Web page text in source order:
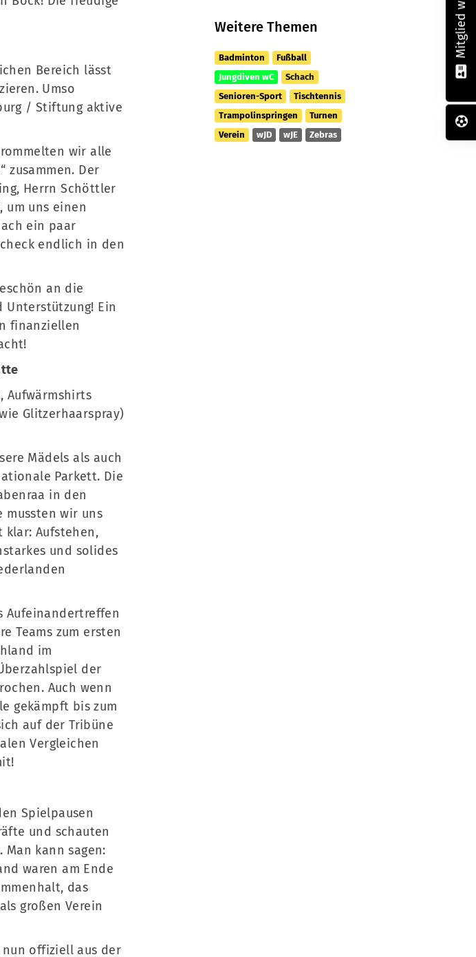
Bereich lässt
Umso
/ Stiftung aktive
wir alle
zusammen. Der
Herrn Schöttler
um uns einen
ein paar
endlich in den
an die
Ein
finanziellen
Aufwärmshirts
Glitzerhaarspray)
Mädels als auch
Parkett. Die
in den
mussten wir uns
klar: Aufstehen,
und solides
Aufeinandertreffen
Teams zum ersten
im
der
Auch wenn
gekämpft bis zum
auf der Tribüne
Vergleichen
Spielpausen
und schauten
kann sagen:
waren am Ende
das
großen Verein
nun offiziell aus der
Weitere Themen
Badminton
Fußball
Jungdiven wC
Schach
Senioren-Sport
Tischtennis
Trampolinspringen
Turnen
Verein
wJD wJE Zebras